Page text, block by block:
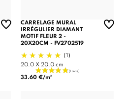
CARRELAGE MURAL
IRRÉGULIER DIAMANT
MOTIF FLEUR 2 -
20X20CM - FV2702519
(1)
20.0 X 20.0 cm
33.60 €/m²